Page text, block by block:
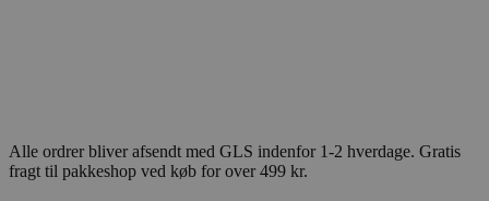
Alle ordrer bliver afsendt med GLS indenfor 1-2 hverdage. Gratis
fragt til pakkeshop ved køb for over 499 kr.